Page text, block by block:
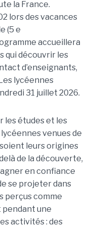
la France.
lors des vacances
(5 e
accueillera
qui découvrir les
d’enseignants,
lycéennes
31 juillet 2026.
les études et les
venues de
leurs origines
de la découverte,
en confiance
se projeter dans
perçus comme
pendant une
activités : des